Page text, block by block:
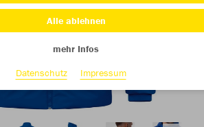
Alle ablehnen
mehr Infos
Datenschutz
Impressum